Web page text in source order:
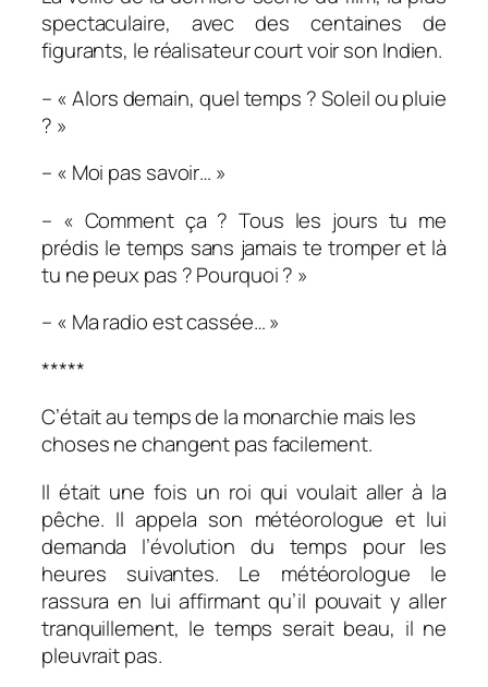
spectaculaire, avec des centaines de
figurants, le réalisateur court voir son Indien.
– « Alors demain, quel temps ? Soleil ou pluie
? »
– « Moi pas savoir… »
– « Comment ça ? Tous les jours tu me
prédis le temps sans jamais te tromper et là
tu ne peux pas ? Pourquoi ? »
– « Ma radio est cassée… »
*****
C’était au temps de la monarchie mais les
choses ne changent pas facilement.
Il était une fois un roi qui voulait aller à la
pêche. Il appela son météorologue et lui
demanda l’évolution du temps pour les
heures suivantes. Le météorologue le
rassura en lui affirmant qu’il pouvait y aller
tranquillement, le temps serait beau, il ne
pleuvrait pas.